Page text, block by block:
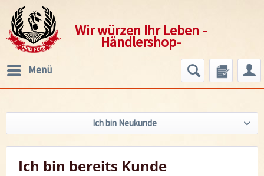
Wir würzen Ihr Leben -
Händlershop-
Menü
Ich bin Neukunde
Ich bin bereits Kunde